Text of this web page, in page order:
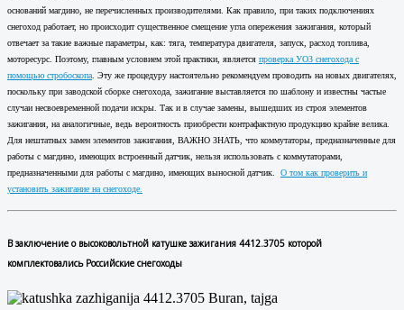
оснований магдино, не перечисленных производителями. Как правило, при таких подключениях
снегоход работает, но происходит существенное смещение угла опережения зажигания, который
отвечает за такие важные параметры, как: тяга, температура двигателя, запуск, расход топлива,
моторесурс. Поэтому, главным условием этой практики, является проверка УОЗ снегохода с
помощью стробоскопа. Эту же процедуру настоятельно рекомендуем проводить на новых двигателях,
поскольку при заводской сборке снегохода, зажигание выставляется по шаблону и известны частые
случаи несвоевременной подачи искры. Так и в случае замены, вышедших из строя элементов
зажигания, на аналогичные, ведь вероятность приобрести контрафактную продукцию крайне велика.
Для нештатных замен элементов зажигания, ВАЖНО ЗНАТЬ, что коммутаторы, предназначенные для
работы с магдино, имеющих встроенный датчик, нельзя использовать с коммутаторами,
предназначенными для работы с магдино, имеющих выносной датчик. О том как проверить и
установить зажигание на снегоходе.
В заключение овысоковольтной катушке зажигания 4412.3705 которой
комплектовались Российские снегоходы